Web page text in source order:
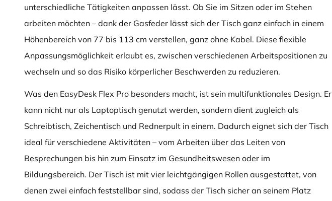
unterschiedliche Tätigkeiten anpassen lässt. Ob Sie im Sitzen oder im Stehen
arbeiten möchten – dank der Gasfeder lässt sich der Tisch ganz einfach in einem
Höhenbereich von 77 bis 113 cm verstellen, ganz ohne Kabel. Diese flexible
Anpassungsmöglichkeit erlaubt es, zwischen verschiedenen Arbeitspositionen zu
wechseln und so das Risiko körperlicher Beschwerden zu reduzieren.
Was den EasyDesk Flex Pro besonders macht, ist sein multifunktionales Design. Er
kann nicht nur als Laptop­tisch genutzt werden, sondern dient zugleich als
Schreibtisch, Zeichentisch und Rednerpult in einem. Dadurch eignet sich der Tisch
ideal für verschiedene Aktivitäten – vom Arbeiten über das Leiten von
Besprechungen bis hin zum Einsatz im Gesundheitswesen oder im
Bildungsbereich. Der Tisch ist mit vier leichtgängigen Rollen ausgestattet, von
denen zwei einfach feststellbar sind, sodass der Tisch sicher an seinem Platz